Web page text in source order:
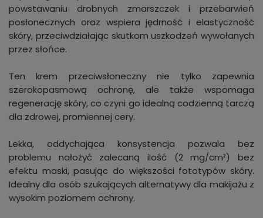
powstawaniu drobnych zmarszczek i przebarwień
posłonecznych oraz wspiera jędrność i elastyczność
skóry, przeciwdziałając skutkom uszkodzeń wywołanych
przez słońce.
Ten krem przeciwsłoneczny nie tylko zapewnia
szerokopasmową ochronę, ale także wspomaga
regenerację skóry, co czyni go idealną codzienną tarczą
dla zdrowej, promiennej cery.
Lekka, oddychająca konsystencja pozwala bez
problemu nałożyć zalecaną ilość (2 mg/cm²) bez
efektu maski, pasując do większości fototypów skóry.
Idealny dla osób szukających alternatywy dla makijażu z
wysokim poziomem ochrony.